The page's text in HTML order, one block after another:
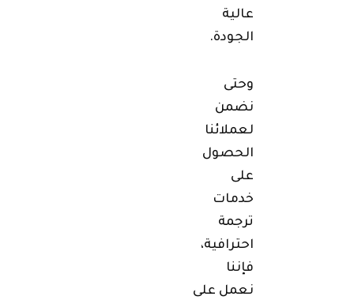
عالية
الجودة.
وحتى
نضمن
لعملائنا
الحصول
على
خدمات
ترجمة
احترافية،
فإننا
نعمل على